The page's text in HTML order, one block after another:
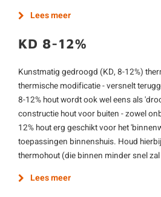
Lees meer
KD 8-12%
Kunstmatig gedroogd (KD, 8-12%)
thermische modificatie - versnelt
8-12% hout wordt ook wel eens als
constructie hout voor buiten - zowel
12% hout erg geschikt voor het
toepassingen binnenshuis. Houd
thermohout (die binnen minder snel
Lees meer